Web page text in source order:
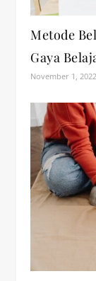
Metode
Gaya
November 1, 2022